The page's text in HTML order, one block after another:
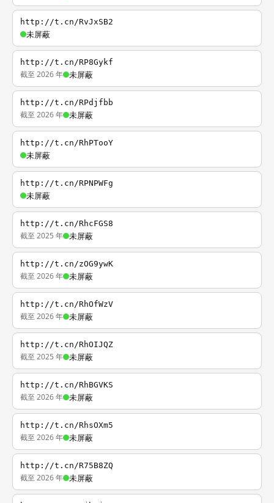
http://t.cn/RvJxSB2
未屏蔽
http://t.cn/RP8Gykf
截至 2026 年 未屏蔽
http://t.cn/RPdjfbb
截至 2026 年 未屏蔽
http://t.cn/RhPTooY
未屏蔽
http://t.cn/RPNPWFg
未屏蔽
http://t.cn/RhcFGS8
截至 2025 年 未屏蔽
http://t.cn/zOG9ywK
截至 2026 年 未屏蔽
http://t.cn/RhOfWzV
截至 2026 年 未屏蔽
http://t.cn/RhOIJQZ
截至 2025 年 未屏蔽
http://t.cn/RhBGVKS
截至 2026 年 未屏蔽
http://t.cn/RhsOXm5
截至 2026 年 未屏蔽
http://t.cn/R75B8ZQ
截至 2026 年 未屏蔽